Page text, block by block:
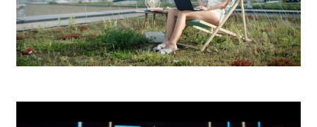
Hubert Ice Club Pool Party